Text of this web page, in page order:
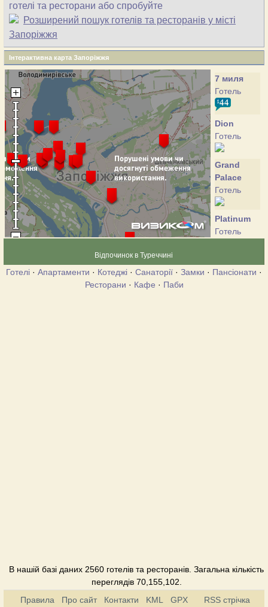
готелі та ресторани або спробуйте
Розширений пошук готелів та ресторанів у місті
Запоріжжя
Інтерактивна карта Запоріжжя
7 миля
Готель
Dion
Готель
Grand
Palace
Готель
Platinum
Готель
Zaporozhye
Клер Хауз
Відпочинок в Туреччині
Готелі · Апартаменти · Котеджі · Санаторії · Замки · Пансіонати ·
Ресторани · Кафе · Паби
В нашій базі даних 2560 готелів та ресторанів. Загальна кількість
переглядів 70,155,102.
Правила
Про сайт Контакти KML GPX RSS стрічка